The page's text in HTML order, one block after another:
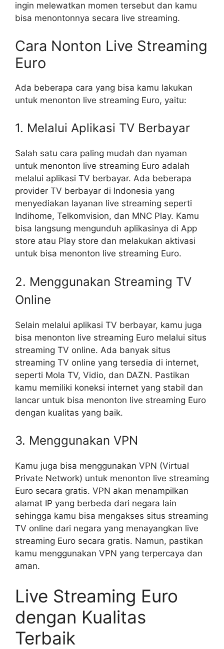
ingin melewatkan momen tersebut dan kamu
bisa menontonnya secara live streaming.
Cara Nonton Live Streaming
Euro
Ada beberapa cara yang bisa kamu lakukan
untuk menonton live streaming Euro, yaitu:
1. Melalui Aplikasi TV Berbayar
Salah satu cara paling mudah dan nyaman
untuk menonton live streaming Euro adalah
melalui aplikasi TV berbayar. Ada beberapa
provider TV berbayar di Indonesia yang
menyediakan layanan live streaming seperti
Indihome, Telkomvision, dan MNC Play. Kamu
bisa langsung mengunduh aplikasinya di App
store atau Play store dan melakukan aktivasi
untuk bisa menonton live streaming Euro.
2. Menggunakan Streaming TV
Online
Selain melalui aplikasi TV berbayar, kamu juga
bisa menonton live streaming Euro melalui situs
streaming TV online. Ada banyak situs
streaming TV online yang tersedia di internet,
seperti Mola TV, Vidio, dan DAZN. Pastikan
kamu memiliki koneksi internet yang stabil dan
lancar untuk bisa menonton live streaming Euro
dengan kualitas yang baik.
3. Menggunakan VPN
Kamu juga bisa menggunakan VPN (Virtual
Private Network) untuk menonton live streaming
Euro secara gratis. VPN akan menampilkan
alamat IP yang berbeda dari negara lain
sehingga kamu bisa mengakses situs streaming
TV online dari negara yang menayangkan live
streaming Euro secara gratis. Namun, pastikan
kamu menggunakan VPN yang terpercaya dan
aman.
Live Streaming Euro
dengan Kualitas
Terbaik